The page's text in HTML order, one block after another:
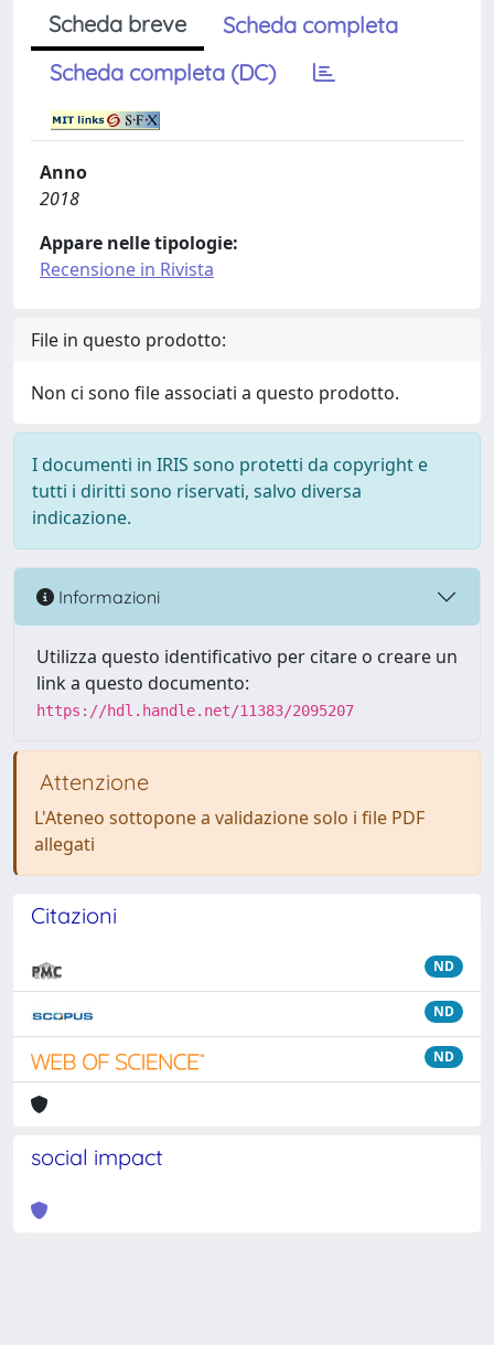
Scheda breve
Scheda completa
Scheda completa (DC)
Anno
2018
Appare nelle tipologie:
Recensione in Rivista
File in questo prodotto:
Non ci sono file associati a questo prodotto.
I documenti in IRIS sono protetti da copyright e
tutti i diritti sono riservati, salvo diversa
indicazione.
Informazioni
Utilizza questo identificativo per citare o creare un
link a questo documento:
https://hdl.handle.net/11383/2095207
Attenzione
L'Ateneo sottopone a validazione solo i file PDF
allegati
Citazioni
ND
ND
ND
social impact